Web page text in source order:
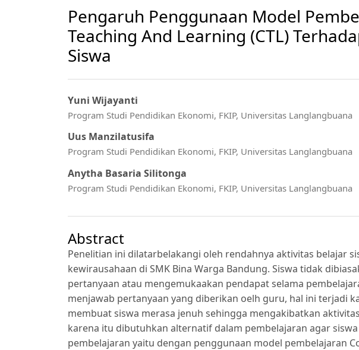
Pengaruh Penggunaan Model
Teaching And Learning (CTL)
Siswa
Yuni Wijayanti
Program Studi Pendidikan Ekonomi, FKIP, Universitas Langlangbuana
Uus Manzilatusifa
Program Studi Pendidikan Ekonomi, FKIP, Universitas Langlangbuana
Anytha Basaria Silitonga
Program Studi Pendidikan Ekonomi, FKIP, Universitas Langlangbuana
Abstract
Penelitian ini dilatarbelakangi oleh rendahnya aktivitas belajar
kewirausahaan di SMK Bina Warga Bandung. Siswa tidak
pertanyaan atau mengemukaakan pendapat selama
menjawab pertanyaan yang diberikan oelh guru, hal ini terjadi
membuat siswa merasa jenuh sehingga mengakibatkan
karena itu dibutuhkan alternatif dalam pembelajaran agar
pembelajaran yaitu dengan penggunaan model pembelajaran